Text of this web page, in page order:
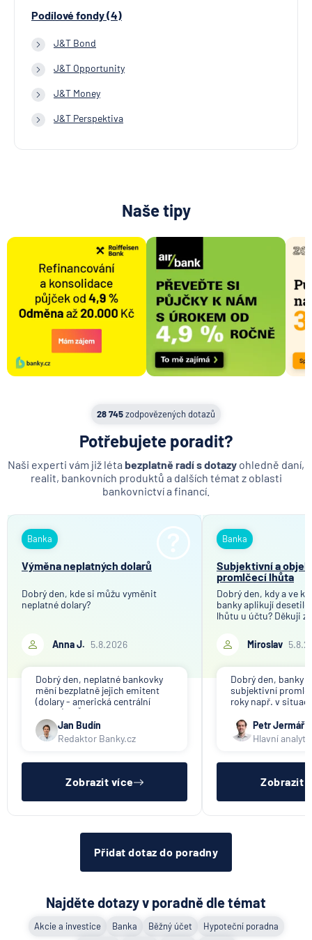
Podílové fondy (4)
J&T Bond
J&T Opportunity
J&T Money
J&T Perspektiva
Naše tipy
28 745zodpovězených dotazů
Potřebujete poradit?
Naši experti vám již léta bezplatně radí s dotazy ohledně daní,
realit, bankovních produktů a dalších témat z oblasti
bankovnictví a financí.
Banka
Výměna neplatných dolarů
Dobrý den, kde si můžu vyměnit
neplatné dolary?
Anna J. 5.8.2026
Dobrý den, neplatné bankovky
mění bezplatně jejich emitent
(dolary - americká centrální
banka). V ČR nikdo tuto službu
nenabízí (ani na komerční bázi).
Jan Budín
Redaktor Banky.cz
Zobrazit více
Banka
Subjektivní a
promlčecí lhůta
Dobrý den, kdy a ve
banky aplikují
lhůtu u účtu? Děkuji
Miroslav
Dobrý den, banky
subjektivní
roky např. v
výběru peněz.
promlčecí lhůta 10
aplikována
Petr Jermář
Hlavní
Zobrazit
Přidat dotaz do poradny
Najděte dotazy v poradně dle témat
Akcie a investice Banka Běžný účet
Hypoteční poradna